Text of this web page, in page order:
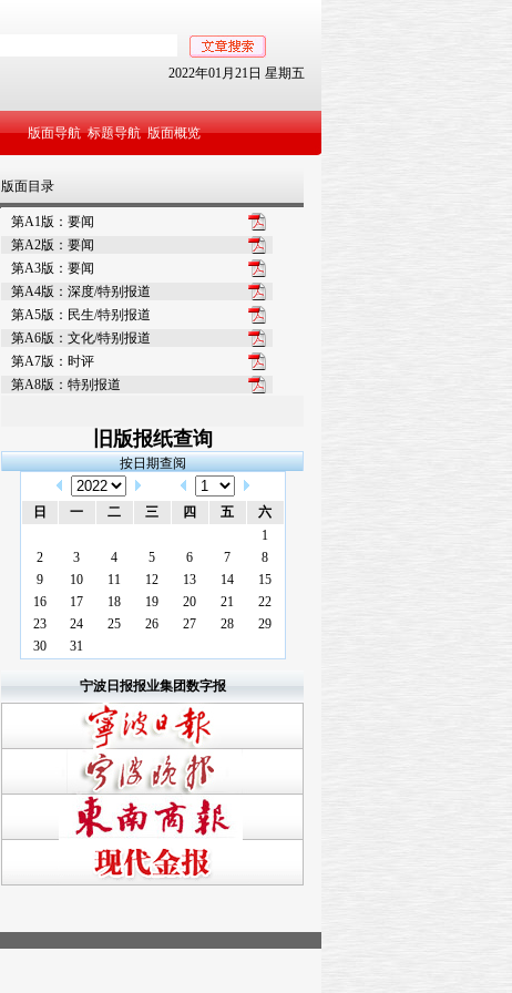
2022年01月21日 星期五
版面导航 标题导航 版面概览
版面目录
第A1版：要闻
第A2版：要闻
第A3版：要闻
第A4版：深度/特别报道
第A5版：民生/特别报道
第A6版：文化/特别报道
第A7版：时评
第A8版：特别报道
第A11版：Ningbo Times
第A12版：特别报道
第A13版：特别报道
第A14版：特别报道
旧版报纸查询
按日期查阅
日 一 二 三 四 五
六
1
2
3 4 5 6 7
8
9
10 11 12 13 14
15
16
17 18 19 20 21
22
23
24 25 26 27 28
29
30
31
宁波日报报业集团数字报